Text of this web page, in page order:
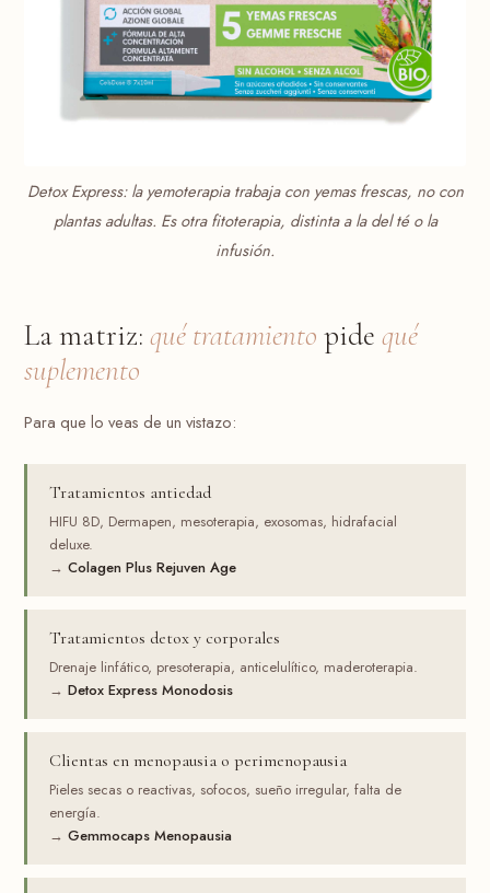
Detox Express: la yemoterapia trabaja con yemas frescas, no con
plantas adultas. Es otra fitoterapia, distinta a la del té o la
infusión.
La matriz:qué tratamiento pidequé
suplemento
Para que lo veas de un vistazo:
Tratamientos antiedad
HIFU 8D, Dermapen, mesoterapia, exosomas, hidrafacial
deluxe.
→Colagen Plus Rejuven Age
Tratamientos detox y corporales
Drenaje linfático, presoterapia, anticelulítico, maderoterapia.
→Detox Express Monodosis
Clientas en menopausia o perimenopausia
Pieles secas o reactivas, sofocos, sueño irregular, falta de
energía.
→Gemmocaps Menopausia